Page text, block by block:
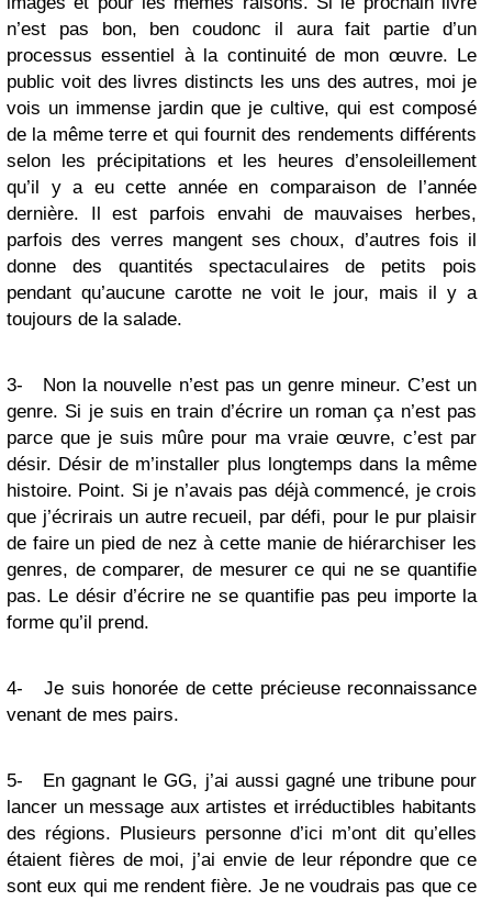
n’est pas bon, ben coudonc il aura fait partie d’un
processus essentiel à la continuité de mon œuvre. Le
public voit des livres distincts les uns des autres, moi je
vois un immense jardin que je cultive, qui est composé
de la même terre et qui fournit des rendements différents
selon les précipitations et les heures d’ensoleillement
qu’il y a eu cette année en comparaison de l’année
dernière. Il est parfois envahi de mauvaises herbes,
parfois des verres mangent ses choux, d’autres fois il
donne des quantités spectaculaires de petits pois
pendant qu’aucune carotte ne voit le jour, mais il y a
toujours de la salade.
3- Non la nouvelle n’est pas un genre mineur. C’est un
genre. Si je suis en train d’écrire un roman ça n’est pas
parce que je suis mûre pour ma vraie œuvre, c’est par
désir. Désir de m’installer plus longtemps dans la même
histoire. Point. Si je n’avais pas déjà commencé, je crois
que j’écrirais un autre recueil, par défi, pour le pur plaisir
de faire un pied de nez à cette manie de hiérarchiser les
genres, de comparer, de mesurer ce qui ne se quantifie
pas. Le désir d’écrire ne se quantifie pas peu importe la
forme qu’il prend.
4- Je suis honorée de cette précieuse reconnaissance
venant de mes pairs.
5- En gagnant le GG, j’ai aussi gagné une tribune pour
lancer un message aux artistes et irréductibles habitants
des régions. Plusieurs personne d’ici m’ont dit qu’elles
étaient fières de moi, j’ai envie de leur répondre que ce
sont eux qui me rendent fière. Je ne voudrais pas que ce